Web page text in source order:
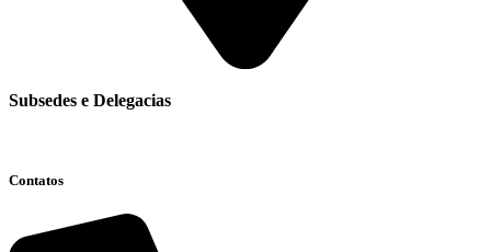
Subsedes e Delegacias
Contatos